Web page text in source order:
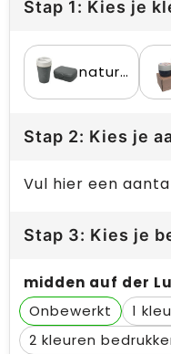
Stap 1: Kies je
nature ash grey
Stap 2: Kies je
Vul hier een
Stap 3: Kies je
midden auf der
Onbewerkt
1
2